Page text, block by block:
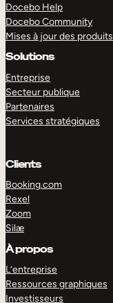
Docebo Help
Docebo Community
Mises à jour des produits
Solutions
Entreprise
Secteur publique
Partenaires
Services stratégiques
Clients
Booking.com
Rexel
Zoom
Silæ
À propos
L’entreprise
Ressources graphiques
Investisseurs